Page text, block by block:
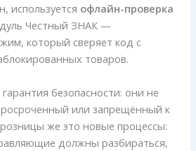
используется офлайн-проверка
Честный ЗНАК —
который сверяет код с
товаров.
безопасности: они не
или запрещённый к
же это новые процессы:
должны разбираться,